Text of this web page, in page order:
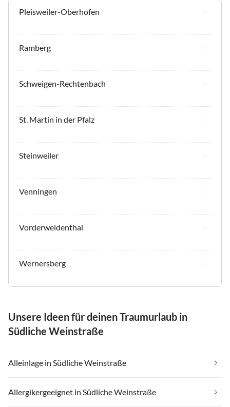
Pleisweiler-Oberhofen
Ramberg
Schweigen-Rechtenbach
St. Martin in der Pfalz
Steinweiler
Venningen
Vorderweidenthal
Wernersberg
Unsere Ideen für deinen Traumurlaub in
Südliche Weinstraße
Alleinlage in Südliche Weinstraße
Allergikergeeignet in Südliche Weinstraße